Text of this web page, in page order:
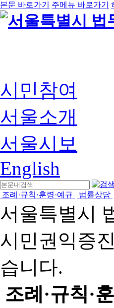
본문 바로가기 주메뉴 바로가기
시민참여
서울소개
서울시보
English
조례·규칙·훈령·예규 법률상담
서울특별시
시민권익증
습니다.
조례·규칙·